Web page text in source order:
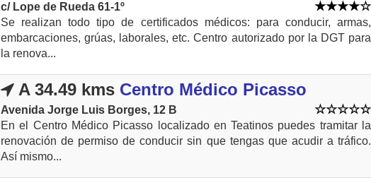
c/ Lope de Rueda 61-1º
Se realizan todo tipo de certificados médicos: para conducir, armas,
embarcaciones, grúas, laborales, etc. Centro autorizado por la DGT para
la renova...
A 34.49 kms Centro Médico Picasso
Avenida Jorge Luis Borges, 12 B
En el Centro Médico Picasso localizado en Teatinos puedes tramitar la
renovación de permiso de conducir sin que tengas que acudir a tráfico.
Así mismo...